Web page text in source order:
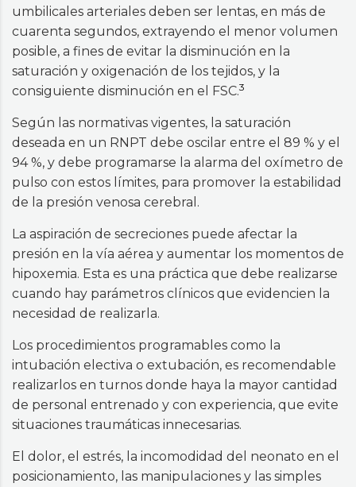
umbilicales arteriales deben ser lentas, en más de
cuarenta segundos, extrayendo el menor volumen
posible, a fines de evitar la disminución en la
saturación y oxigenación de los tejidos, y la
consiguiente disminución en el FSC.3
Según las normativas vigentes, la saturación
deseada en un RNPT debe oscilar entre el 89 % y el
94 %, y debe programarse la alarma del oxímetro de
pulso con estos límites, para promover la estabilidad
de la presión venosa cerebral.
La aspiración de secreciones puede afectar la
presión en la vía aérea y aumentar los momentos de
hipoxemia. Esta es una práctica que debe realizarse
cuando hay parámetros clínicos que evidencien la
necesidad de realizarla.
Los procedimientos programables como la
intubación electiva o extubación, es recomendable
realizarlos en turnos donde haya la mayor cantidad
de personal entrenado y con experiencia, que evite
situaciones traumáticas innecesarias.
El dolor, el estrés, la incomodidad del neonato en el
posicionamiento, las manipulaciones y las simples